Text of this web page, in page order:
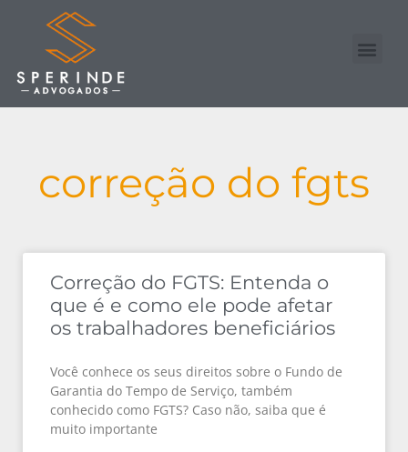
correção do fgts
Correção do FGTS: Entenda o
que é e como ele pode afetar
os trabalhadores beneficiários
Você conhece os seus direitos sobre o Fundo de
Garantia do Tempo de Serviço, também
conhecido como FGTS? Caso não, saiba que é
muito importante